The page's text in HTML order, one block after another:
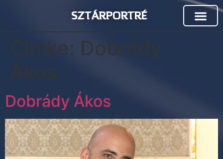
SZTÁRPORTRÉ
Címke: Dobrády
Ákos
Dobrády Ákos